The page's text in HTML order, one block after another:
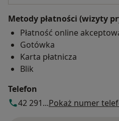
Metody płatności (wizyty
Płatność online
Gotówka
Karta płatnicza
Blik
Telefon
42 291...Pokaż numer